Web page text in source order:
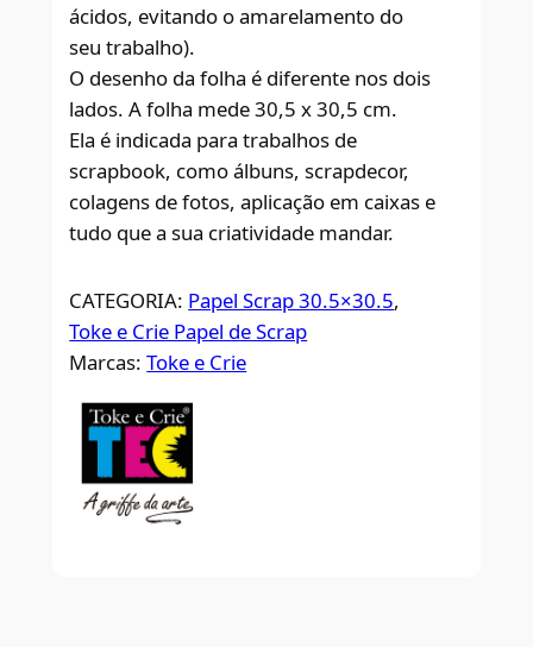
ácidos, evitando o amarelamento do
seu trabalho).
O desenho da folha é diferente nos dois
lados. A folha mede 30,5 x 30,5 cm.
Ela é indicada para trabalhos de
scrapbook, como álbuns, scrapdecor,
colagens de fotos, aplicação em caixas e
tudo que a sua criatividade mandar.
CATEGORIA: Papel Scrap 30.5×30.5
Toke e Crie Papel de Scrap
Marcas:Toke e Crie